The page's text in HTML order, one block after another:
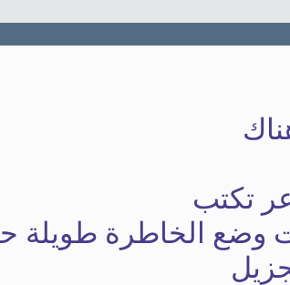
تكتب
وضع الخاطرة طويلة